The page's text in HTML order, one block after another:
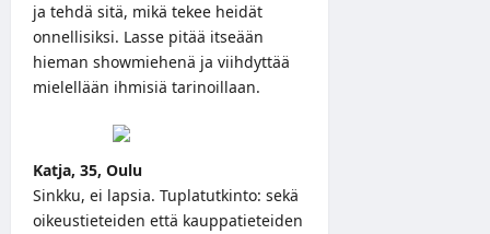
ja tehdä sitä, mikä tekee heidät
onnellisiksi. Lasse pitää itseään
hieman showmiehenä ja viihdyttää
mielellään ihmisiä tarinoillaan.
Katja, 35, Oulu
Sinkku, ei lapsia. Tuplatutkinto: sekä
oikeustieteiden että kauppatieteiden